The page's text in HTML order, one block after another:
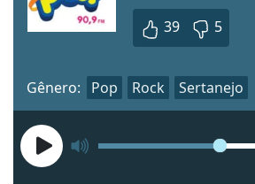
39 5
Gênero: Pop Rock Sertanejo